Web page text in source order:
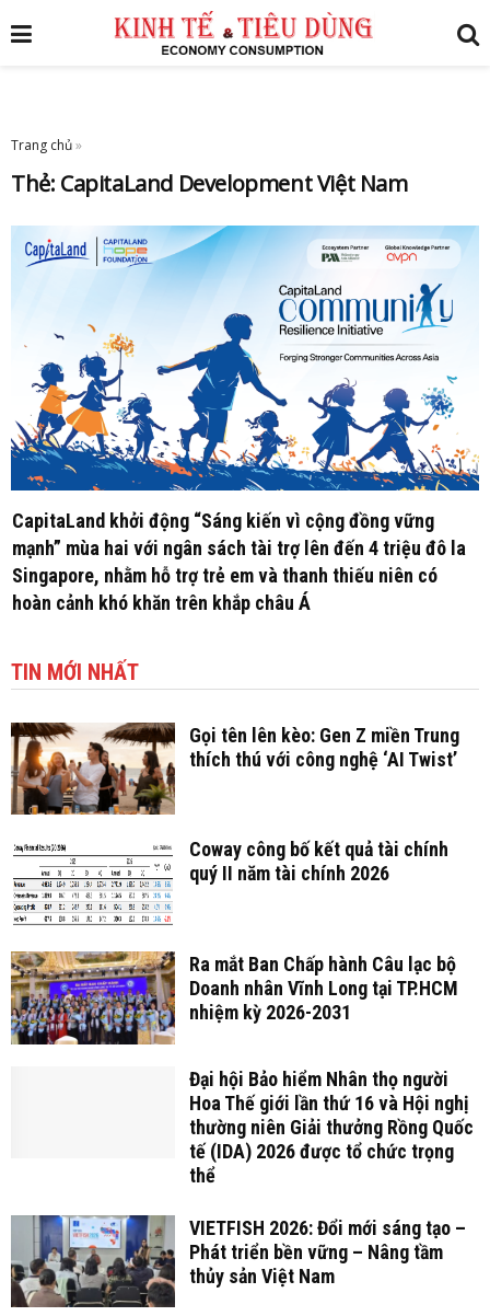
Trang chủ»
Thẻ: CapitaLand Development Việt Nam
CapitaLand khởi động “Sáng kiến vì cộng đồng vững
mạnh” mùa hai với ngân sách tài trợ lên đến 4 triệu đô la
Singapore, nhằm hỗ trợ trẻ em và thanh thiếu niên có
hoàn cảnh khó khăn trên khắp châu Á
TIN MỚI NHẤT
Gọi tên lên kèo: Gen Z miền Trung
thích thú với công nghệ ‘AI Twist’
Coway công bố kết quả tài chính
quý II năm tài chính 2026
Ra mắt Ban Chấp hành Câu lạc bộ
Doanh nhân Vĩnh Long tại TP.HCM
nhiệm kỳ 2026-2031
Đại hội Bảo hiểm Nhân thọ người
Hoa Thế giới lần thứ 16 và Hội nghị
thường niên Giải thưởng Rồng Quốc
tế (IDA) 2026 được tổ chức trọng
thể
VIETFISH 2026: Đổi mới sáng tạo –
Phát triển bền vững – Nâng tầm
thủy sản Việt Nam